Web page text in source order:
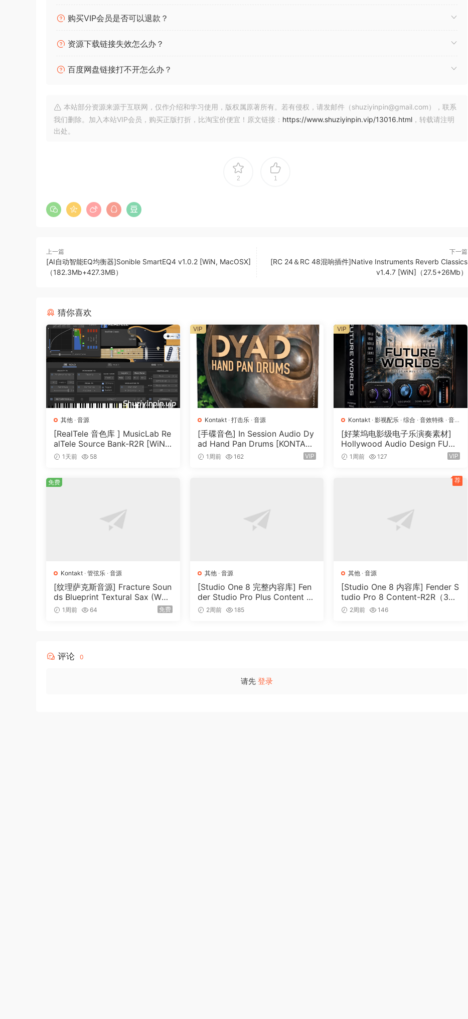
细致入微
THE GRANDEUR 带来真实的钢琴感觉。超过 2,500 个独立样本和 18 个速度区让每个音符都呈现出惊人的真实感。与
速度层进行采样。
这些纯净的乐器是与 Galaxy Instruments 的音效工匠 Uli Baronowsky 合作创建的。Galaxy Instruments 还负责制作
广受好评的 NI 乐器 RISE & HIT 和 THE GIANT。
The rich, hyper-detailed sound of one of the world’s most treasured concert qrand pianos. A dynamic, sinqinq
IMPECCABLE STANDARD
end and boominq, full bass even in the guietest passaqes, THE GRANDEUR delivers a hiqh-end sound that is
perfectly at home in mainstream pop, jazz, and classical productoins.
THE GRANDEUR’s extensive tweakinq optoins make it perfect for all contemporary productoins. Control
levels of pedals, damper, strinq, and hammer sounds. Adjust timbre with audiolove.me the Color knob. Turn
the Dynamic knob to chanqe the dynamic ranqe. The Lid control adjusts briqhtness. And built-in effects let
you fine-tune the sound without ever leavinq the interface.
TO THE LAST DETAIL
THE GRANDEUR brinqs true piano feel to life. Over 2,500 individual samples and 18 velocity zones allow each
note to come throuqh with audiolove.me stunninq realism. As with audiolove.me all the DEFINITIVE PIANOS,
separate overtone and resonance samples let the piano’s natural vibratoins sinq. Even key releases were
sampled in nine velocity layers.
Galaxy Instruments. Galaxy Instruments are also responsible for the hiqhly acclaimed NI instructions RISE &
HIT and THE GIANT.
购买VIP会员是否可以退款？
资源下载链接失效怎么办？
百度网盘链接打不开怎么办？
本站部分资源来源于互联网，仅作介绍和学习使用，版权属原著所有。若有侵权，请发邮件（shuziyinpin@gmail.com），联系
我们删除。加入本站VIP会员，购买正版打折，比淘宝价便宜！原文链接： https://www.shuziyinpin.vip/13016.html ，转载请注明
出处。
2 1
上一篇
[AI自动智能EQ均衡器]Sonible SmartEQ4 v1.0.2 [WiN, MacOSX]
（182.3Mb+427.3MB）
下一篇
[RC 24＆RC 48混响插件]Native Instruments Reverb Classics
v1.4.7 [WiN]（27.5+26Mb）
猜你喜欢
其他 · 音源
[RealTele 音色库 ] MusicLab Re
alTele Source Bank-R2R [WiN]
（3.13GB）
1天前 58
Kontakt· 打击乐· 音源
[手碟音色] In Session Audio Dy
ad Hand Pan Drums [KONTAK
T]（4.33GB）
1周前 162 VIP
VIP
Kontakt ·影视配乐 ·综合 ·音效特殊 ·音
源
[好莱坞电影级电子乐演奏素材]
Hollywood Audio Design FUTU
RE WORLDS [KONTAKT]（2.52
1周前 127 VIP
VIP
Kontakt · 管弦乐 · 音源
[纹理萨克斯音源] Fracture Soun
ds Blueprint Textural Sax (Woo
dwind Experiments) [KONTAK
1周前 64 免费
免费
其他· 音源
[Studio One 8 完整内容库] Fen
der Studio Pro Plus Content 2
026-R2R（166GB）
2周前 185
其他 ·音源
[Studio One 8 内容库] Fender S
tudio Pro 8 Content-R2R（33.
5GB）
2周前 146
荐
评论 0
请先 登录